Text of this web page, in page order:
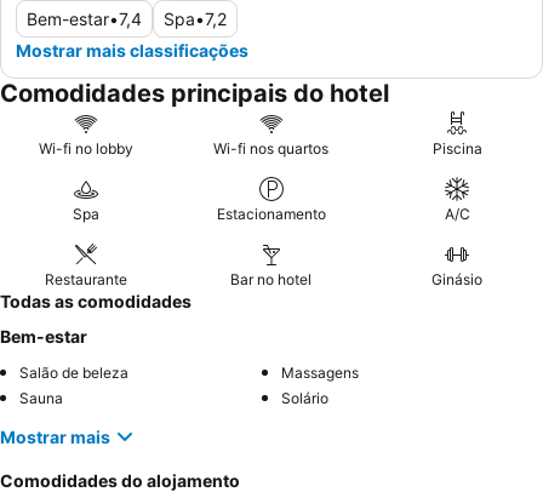
Bem-estar•7,4 Spa•7,2
Mostrar mais classificações
Comodidades principais do hotel
Wi-fi no lobby Wi-fi nos quartos Piscina
Spa Estacionamento A/C
Restaurante Bar no hotel Ginásio
Todas as comodidades
Bem-estar
Salão de beleza
Massagens
Sauna
Solário
Mostrar mais
Comodidades do alojamento